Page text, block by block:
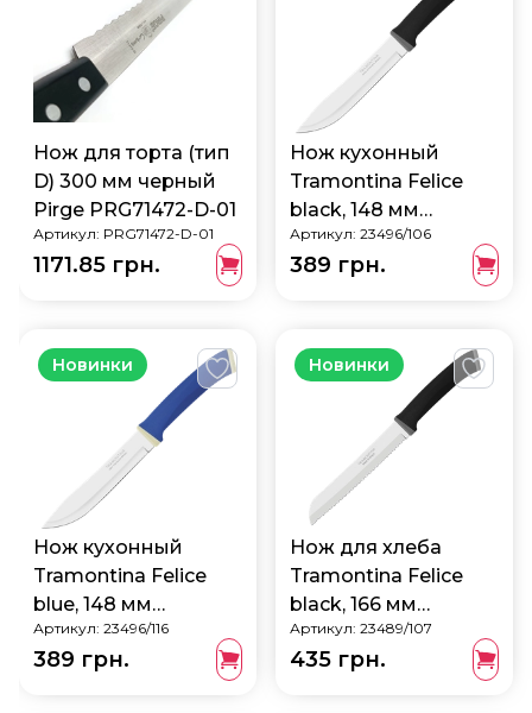
Нож для торта (тип
D) 300 мм черный
Pirge PRG71472-D-01
Артикул: PRG71472-D-01
1171.85 грн.
Нож кухонный
Tramontina Felice
black, 148 мм
23496/106
Артикул: 23496/106
389 грн.
Новинки
Нож кухонный
Tramontina Felice
blue, 148 мм
23496/116
Артикул: 23496/116
389 грн.
Новинки
Нож для хлеба
Tramontina Felice
black, 166 мм
23489/107
Артикул: 23489/107
435 грн.